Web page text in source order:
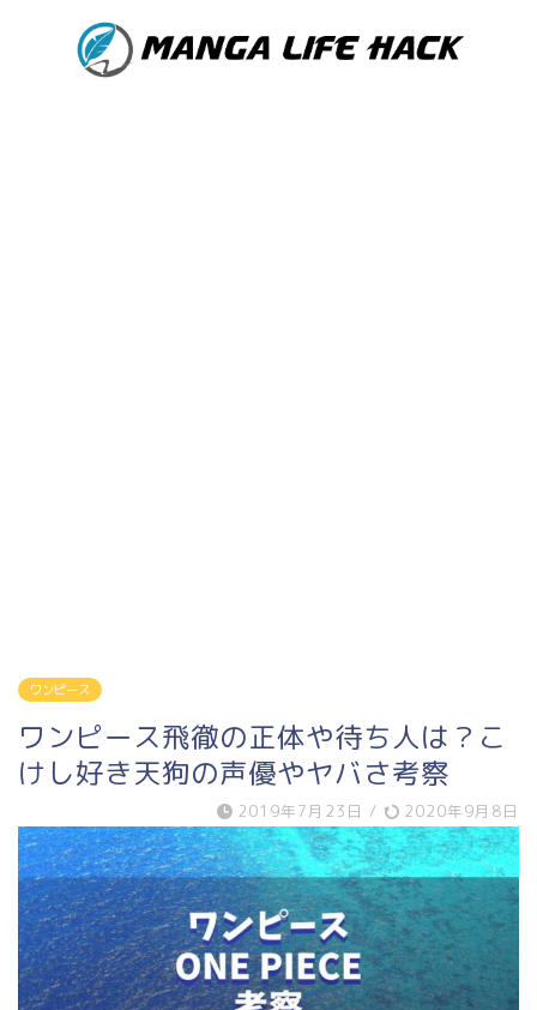
ワンピース
ワンピース飛徹の正体や待ち人は？こ
けし好き天狗の声優やヤバさ考察
2019年7月23日 / 2020年9月8日